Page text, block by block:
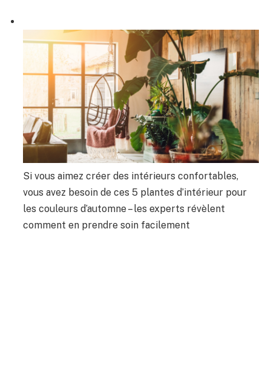
Si vous aimez créer des intérieurs confortables,
vous avez besoin de ces 5 plantes d’intérieur pour
les couleurs d’automne – les experts révèlent
comment en prendre soin facilement